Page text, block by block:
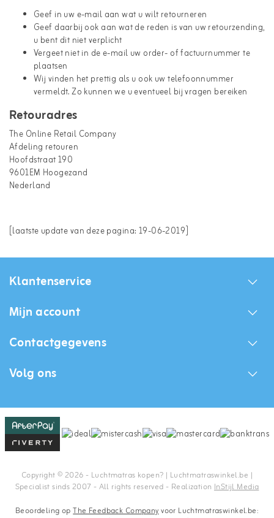
Geef in uw e-mail aan wat u wilt retourneren
Geef daarbij ook aan wat de reden is van uw retourzending,
u bent dit niet verplicht
Vergeet niet in de e-mail uw order- of factuurnummer te
plaatsen
Wij vinden het prettig als u ook uw telefoonnummer
vermeldt. Zo kunnen we u eventueel bij vragen bereiken
Retouradres
The Online Retail Company
Afdeling retouren
Hoofdstraat 190
9601EM Hoogezand
Nederland
[laatste update van deze pagina: 19-06-2019]
Klantenservice
Mijn account
Contactgegevens
Volg ons
Copyright © 2026 - Luchtmatras kopen? | Luchtmatraswinkel.be |
Specialist sinds 2007 - All rights reserved - Realization InStijl Media
Beoordeling opThe Feedback Companyvoor Luchtmatraswinkel.be: